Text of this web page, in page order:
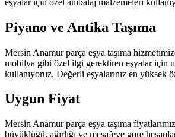
Piyano ve Antika Taşıma
Mersin Anamur parça eşya taşıma
mobilya gibi özel ilgi gerektiren eşyalar için
kullanıyoruz. Değerli eşyalarınız en yüksek
Uygun Fiyat
Mersin Anamur parça eşya taşıma
büyüklüğü, ağırlığı ve mesafeye göre